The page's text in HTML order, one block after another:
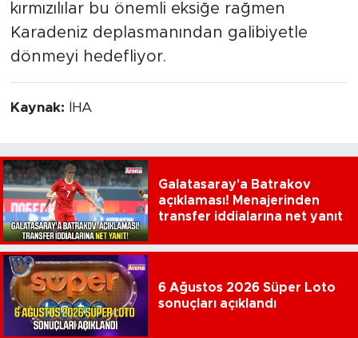
kırmızılılar bu önemli eksiğe rağmen
Karadeniz deplasmanından galibiyetle
dönmeyi hedefliyor.
Kaynak: İHA
Galatasaray'a Batrakov
açıklaması! Menajerinden
transfer iddialarına net yanıt
6 Ağustos 2026 Süper Loto
sonuçları açıklandı